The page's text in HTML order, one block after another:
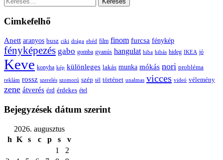
Cimkefelhő
Anett aranyos busz ciki drága ebéd film finom furcsa fénykép
fényképezés gabo gomba gyanús hangulat hiba hibás hideg IKEA jó
Keve konyha kép különleges lakás munka mókás nori probléma
reklám rossz szerelés szomorú szép tél történet unalmas vicces videó vélemény
zene átverés érd érdekes étel
Bejegyzések dátum szerint
2026. augusztus
h K s c p s
v
1
2